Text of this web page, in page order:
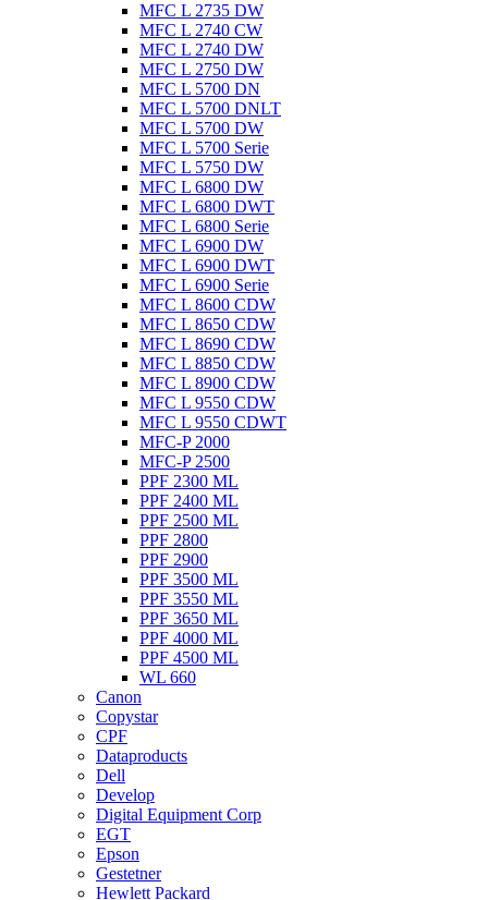
MFC L 2735 DW
MFC L 2740 CW
MFC L 2740 DW
MFC L 2750 DW
MFC L 5700 DN
MFC L 5700 DNLT
MFC L 5700 DW
MFC L 5700 Serie
MFC L 5750 DW
MFC L 6800 DW
MFC L 6800 DWT
MFC L 6800 Serie
MFC L 6900 DW
MFC L 6900 DWT
MFC L 6900 Serie
MFC L 8600 CDW
MFC L 8650 CDW
MFC L 8690 CDW
MFC L 8850 CDW
MFC L 8900 CDW
MFC L 9550 CDW
MFC L 9550 CDWT
MFC-P 2000
MFC-P 2500
PPF 2300 ML
PPF 2400 ML
PPF 2500 ML
PPF 2800
PPF 2900
PPF 3500 ML
PPF 3550 ML
PPF 3650 ML
PPF 4000 ML
PPF 4500 ML
WL 660
Canon
Copystar
CPF
Dataproducts
Dell
Develop
Digital Equipment Corp
EGT
Epson
Gestetner
Hewlett Packard